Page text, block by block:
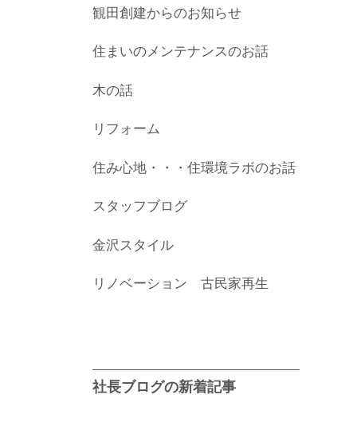
観田創建からのお知らせ
住まいのメンテナンスのお話
木の話
リフォーム
住み心地・・・住環境ラボのお話
スタッフブログ
金沢スタイル
リノベーション 古民家再生
社長ブログの新着記事